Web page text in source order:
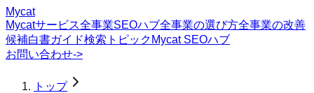
Mycat
Mycatサービス全事業SEOハブ全事業の選び方全事業の改善
候補白書ガイド検索トピック Mycat SEOハブ
お問い合わせ->
トップ